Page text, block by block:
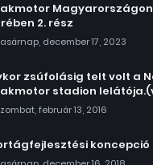
2. rész
december 17, 2023
zsúfolásig telt volt a
stadion
február 13, 2016
koncepció